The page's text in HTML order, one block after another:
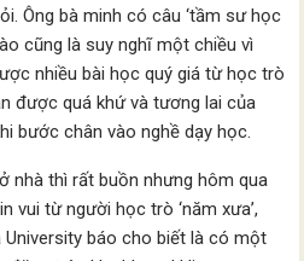
Ông bà minh có câu ‘tầm sư học
cũng là suy nghĩ một chiều vì
nhiều bài học quý giá từ học trò
được quá khứ và tương lai của
bước chân vào nghề dạy học.
nhà thì rất buồn nhưng hôm qua
vui từ người học trò ‘năm xưa’,
University báo cho biết là có một